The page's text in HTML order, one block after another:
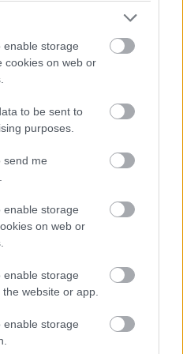
enable storage
cookies on web or
to be sent to
purposes.
send me
enable storage
on web or
enable storage
website or app.
enable storage
segít a magasabb
újfajta érzékenységet is
kérdések egy része nem "a
jelút, vagyis a CPU
alaplap nyomvonalai és
együttműködésén múlik.
megközelítése a
érhető. Míg a DDR4-es
egy 64 bites
nélkül), addig DDR5-nél egy
független 32 bites
"dupla csatorna" lenne,
is platformszinten, az
ún. "subchannel" felosztás
több, kisebb